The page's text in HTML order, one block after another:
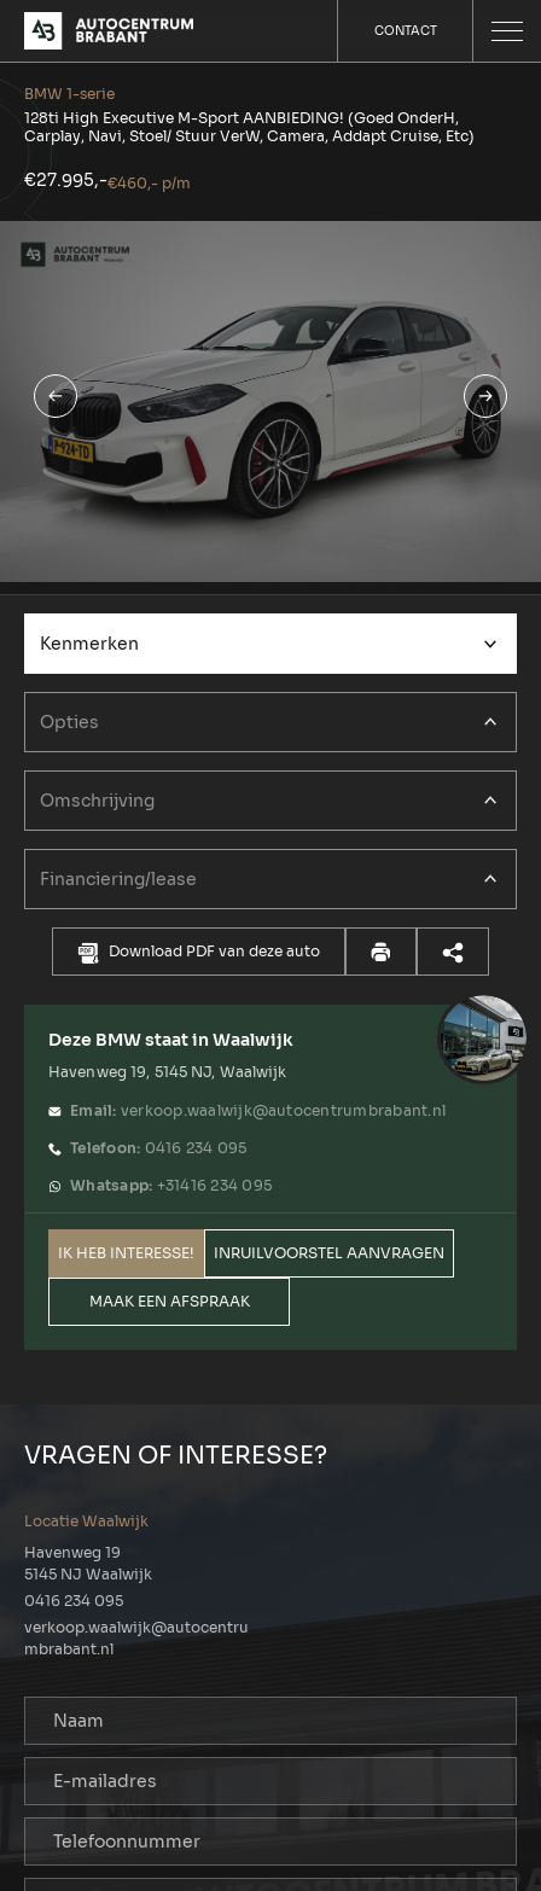
CONTACT
BMW 1-serie
128ti High Executive M-Sport AANBIEDING! (Goed OnderH,
Carplay, Navi, Stoel/ Stuur VerW, Camera, Addapt Cruise, Etc)
€27.995,-€460,- p/m
Kenmerken
Opties
Omschrijving
Financiering/lease
Download PDF van deze auto
Deze BMW staat in Waalwijk
Havenweg 19, 5145 NJ, Waalwijk
Email: verkoop.waalwijk@autocentrumbrabant.nl
Telefoon: 0416 234 095
Whatsapp: +31416 234 095
IK HEB INTERESSE! INRUILVOORSTEL AANVRAGEN
MAAK EEN AFSPRAAK
VRAGEN OF INTERESSE?
Locatie Waalwijk
Havenweg 19
5145 NJ Waalwijk
0416 234 095
verkoop.waalwijk@autocentru
mbrabant.nl